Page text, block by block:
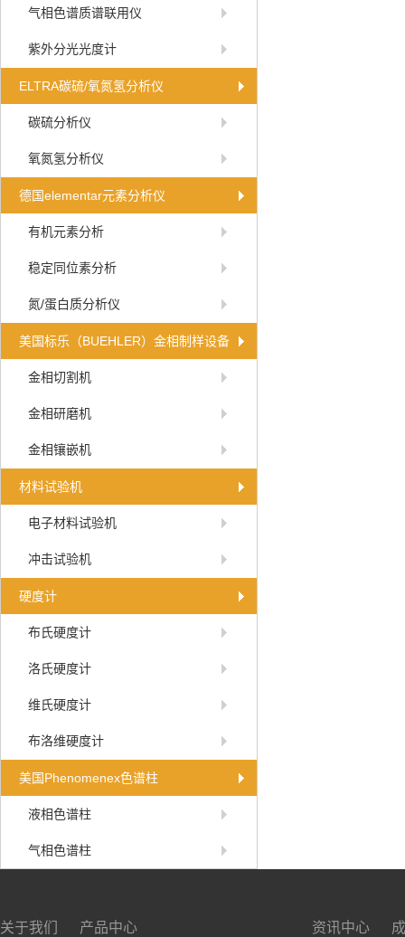
气相色谱质谱联用仪
紫外分光光度计
ELTRA碳硫/氧氮氢分析仪
碳硫分析仪
氧氮氢分析仪
德国elementar元素分析仪
有机元素分析
稳定同位素分析
氮/蛋白质分析仪
美国标乐（BUEHLER）金相制样设备
金相切割机
金相研磨机
金相镶嵌机
材料试验机
电子材料试验机
冲击试验机
硬度计
布氏硬度计
洛氏硬度计
维氏硬度计
布洛维硬度计
美国Phenomenex色谱柱
液相色谱柱
气相色谱柱
关于我们 产品中心 资讯中心